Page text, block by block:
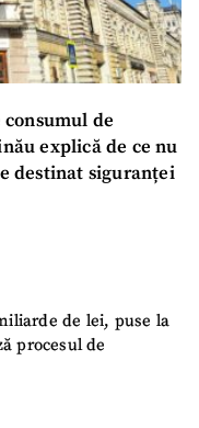
consumul de
explică de ce nu
destinat siguranței
de lei, puse la
procesul de